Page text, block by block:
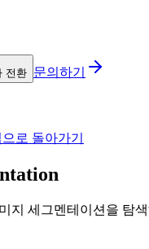
전환 문의하기
로 돌아가기
지 세그멘테이션을 탐